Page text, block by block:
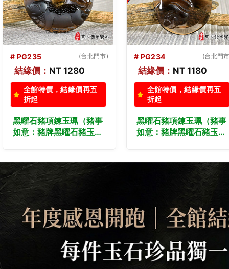
# PG234 (台北門市)
結緣價： NT 1180
全館特價，結緣價再五
折起
黑曜石豬項鍊玉珮（豬事
如意：豬牌黑曜石豬玉
豬，PG234。客製化訂做
各種黑曜石豬吊墜玉珮項
鍊。★附東方翡翠寶石保
證卡
# PG233 (台北門
結緣價： NT 1180
全館特價，結緣價再五
折起
黑曜石豬項鍊玉珮（豬事
如意：豬牌黑曜石豬玉
豬，PG233。客製化訂做
各種黑曜石豬吊墜玉珮項
鍊。★附東方翡翠寶石保